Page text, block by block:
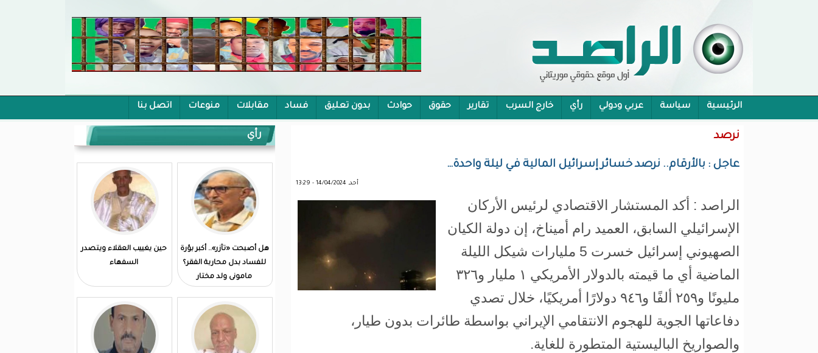
الرئيسية سياسة عربي ودولي رأي خارج السرب تقارير حقوق حوادث بدون تعليق فساد مقابلات منوعات اتصل بنا
نرصد
عاجل : بالأرقام.. نرصد خسائر إسرائيل المالية في ليلة واحدة…
أحد, 14/04/2024 - 13:29
الراصد : أكد المستشار الاقتصادي لرئيس الأركان
الإسرائيلي السابق، العميد رام أميناخ، إن دولة الكيان
الصهيوني إسرائيل خسرت 5 مليارات شيكل الليلة
الماضية أي ما قيمته بالدولار الأمريكي ١ مليار و٣٢٦
مليونًا و٢٥٩ ألفًا و٩٤٦ دولارًا أمريكيًا، خلال تصدي
دفاعاتها الجوية للهجوم الانتقامي الإيراني بواسطة طائرات بدون طيار،
والصواريخ الباليستية المتطورة للغاية.
رأي
هل أصبحت «تآزر».. أكبر بؤرة
للفساد بدل محاربة الفقر؟
مامونى ولد مختار
حين يغييب العقلاء ويتصدر
السفهاء